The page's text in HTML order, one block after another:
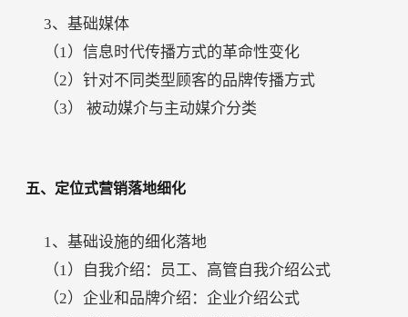
3、基础媒体
（1）信息时代传播方式的革命性变化
（2）针对不同类型顾客的品牌传播方式
（3） 被动媒介与主动媒介分类
五、定位式营销落地细化
1、基础设施的细化落地
（1）自我介绍：员工、高管自我介绍公式
（2）企业和品牌介绍：企业介绍公式